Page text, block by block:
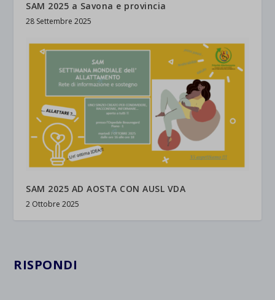
SAM 2025 a Savona e provincia
28 Settembre 2025
SAM 2025 AD AOSTA CON AUSL VDA
2 Ottobre 2025
RISPONDI
et-saved-post*
wpc*